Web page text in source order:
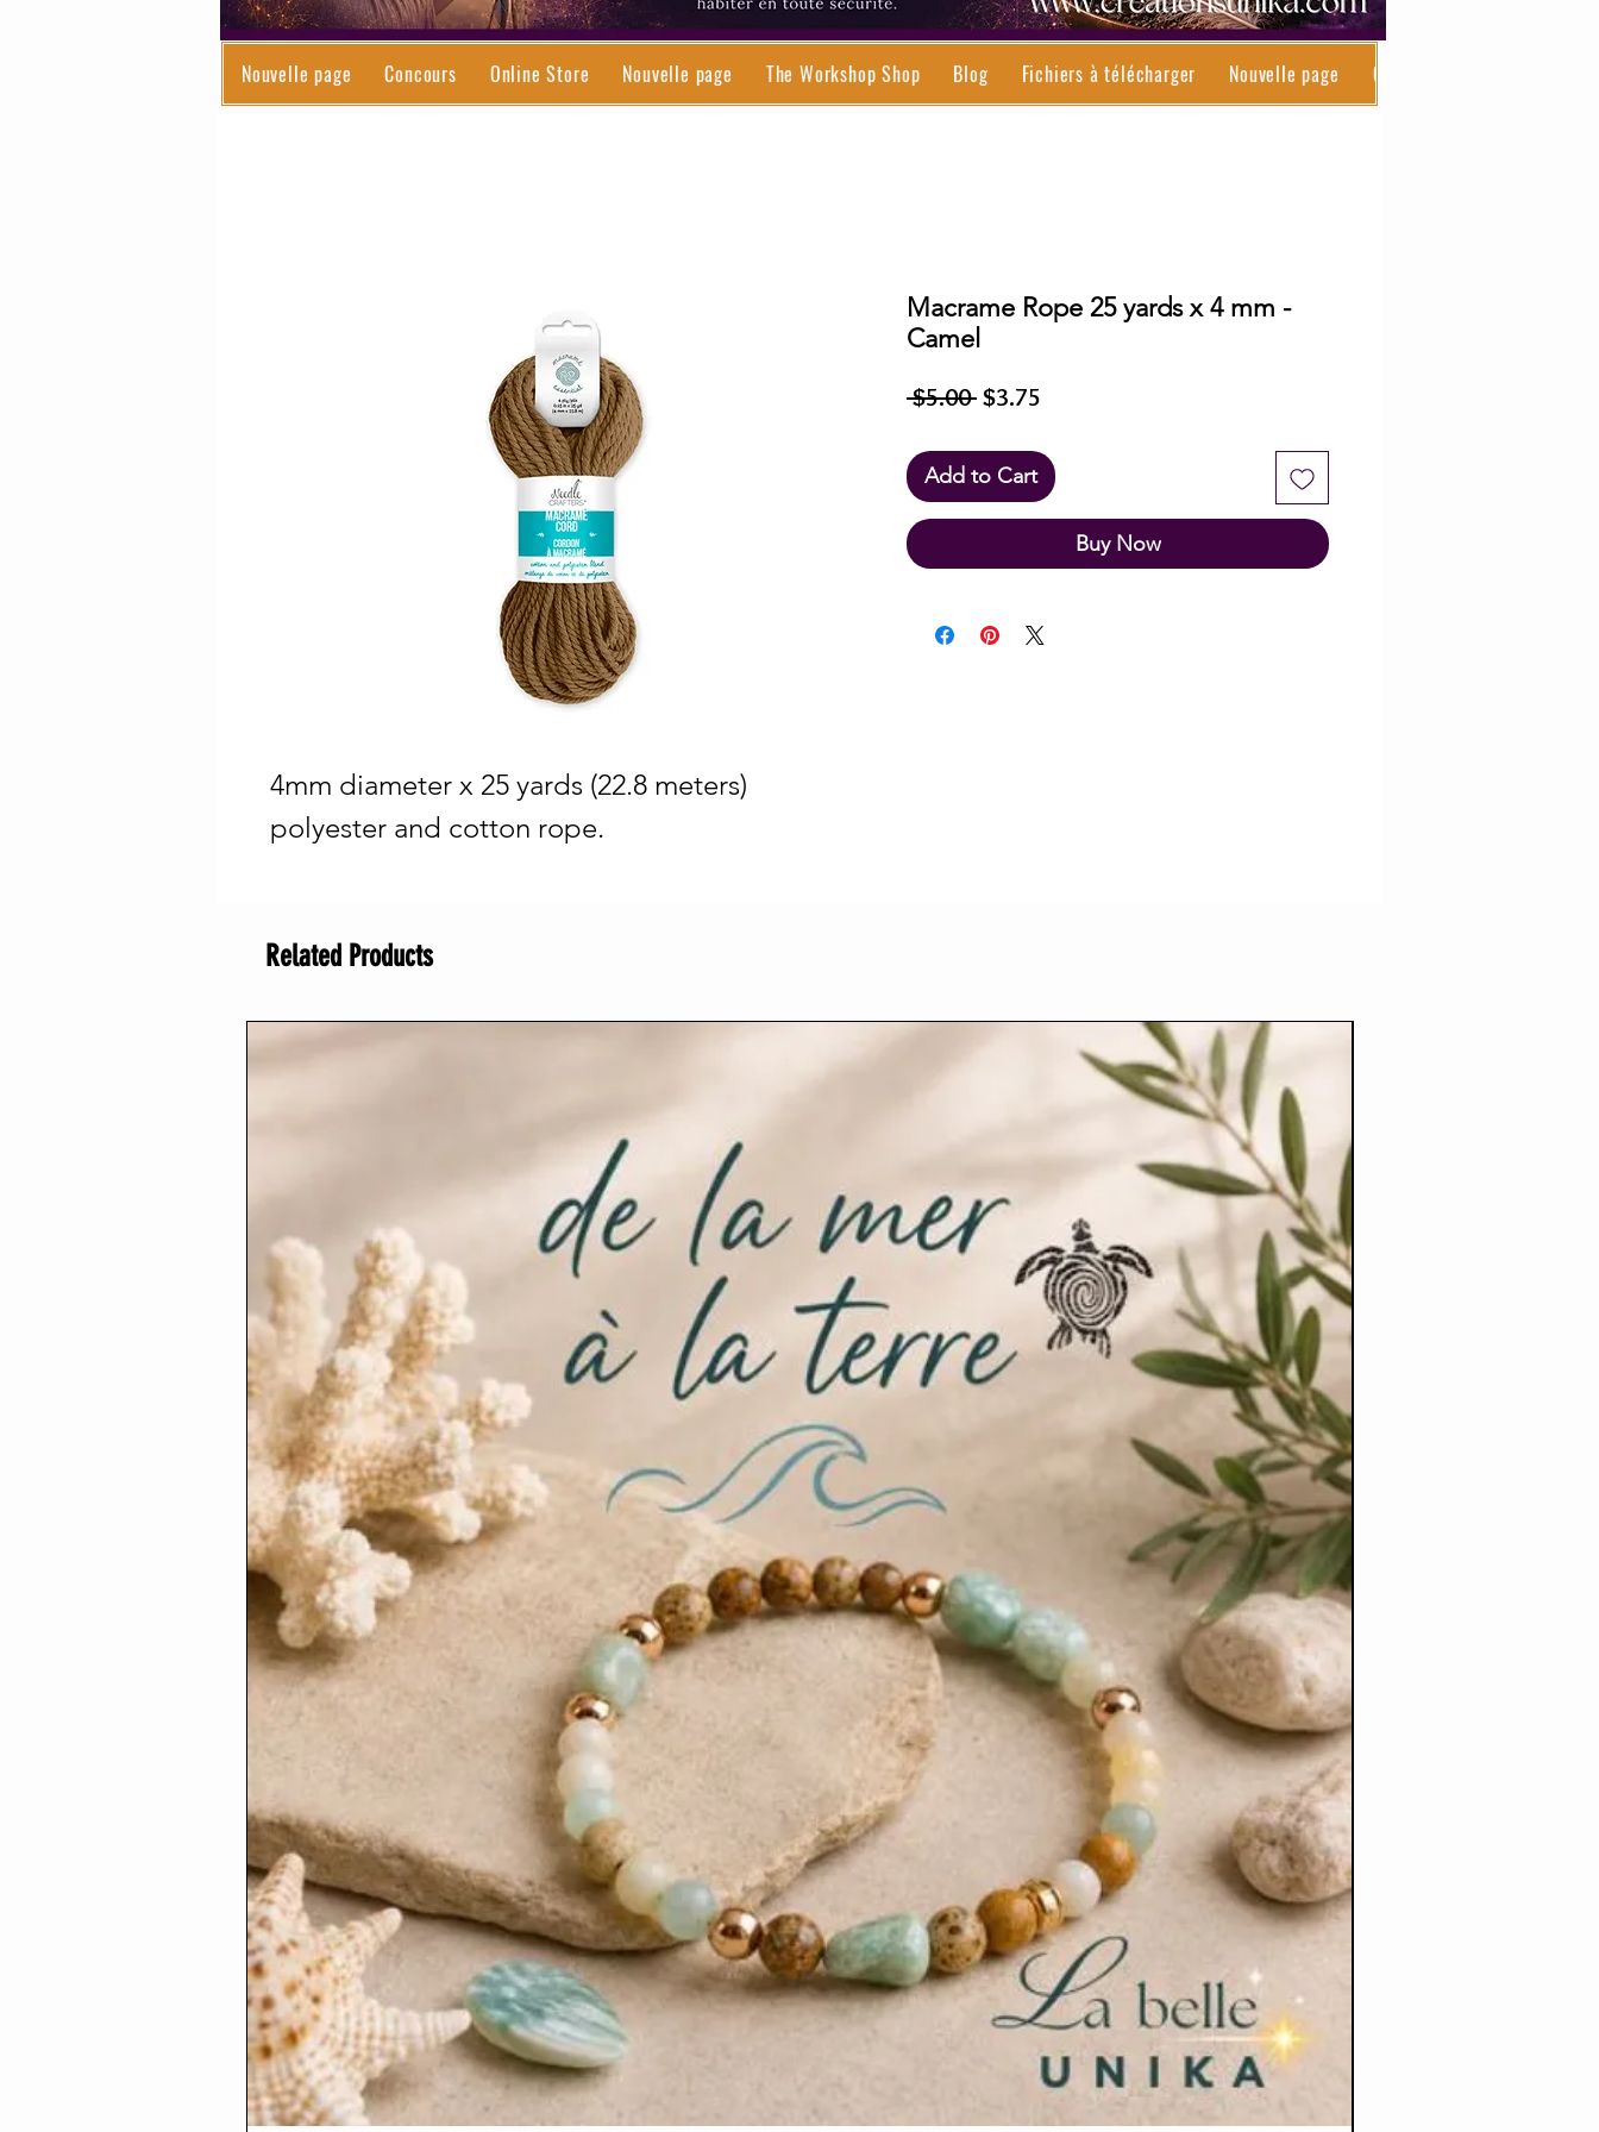
Nouvelle page Concours Online Store Nouvelle page The Workshop Shop Blog Fichiers à télécharger Nouvelle page Contact
4mm diameter x 25 yards (22.8 meters)
polyester and cotton rope.
Macrame Rope 25 yards x 4 mm -
Camel
$5.00 Regular
$3.75
Add to Cart
Buy Now
Related Products